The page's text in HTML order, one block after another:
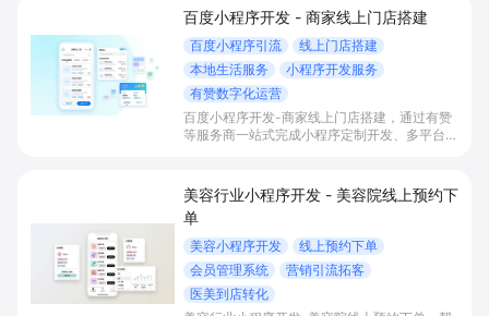
和转介绍占比，实现长期业绩增长。
百度小程序开发 - 商家线上门店搭建
百度小程序引流
线上门店搭建
本地生活服务
小程序开发服务
有赞数字化运营
百度小程序开发-商家线上门店搭建，通过有赞
等服务商一站式完成小程序定制开发、多平台联
提升到店与下单转化。
美容行业小程序开发 - 美容院线上预约下
单
美容小程序开发
线上预约下单
会员管理系统
营销引流拓客
医美到店转化